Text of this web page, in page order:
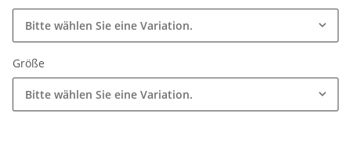
Bitte wählen Sie eine Variation.
Größe
Bitte wählen Sie eine Variation.